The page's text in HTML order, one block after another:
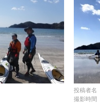
投稿者名
撮影時間